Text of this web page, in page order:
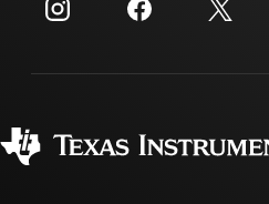
Relaciones con los inversionistas
Fabricación
Preguntas frecuentes sobre la
Preguntas frecuentes sobre